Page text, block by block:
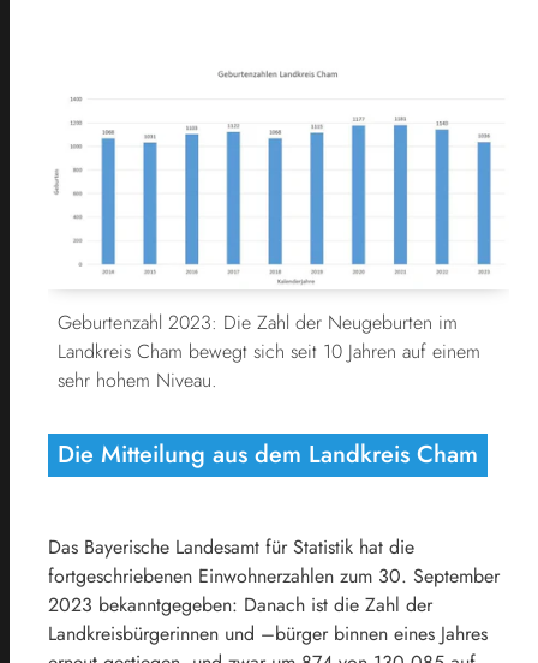
Geburtenzahl 2023: Die Zahl der Neugeburten im
Landkreis Cham bewegt sich seit 10 Jahren auf einem
sehr hohem Niveau.
Die Mitteilung aus dem Landkreis Cham
Das Bayerische Landesamt für Statistik hat die
fortgeschriebenen Einwohnerzahlen zum 30. September
2023 bekanntgegeben: Danach ist die Zahl der
Landkreisbürgerinnen und –bürger binnen eines Jahres